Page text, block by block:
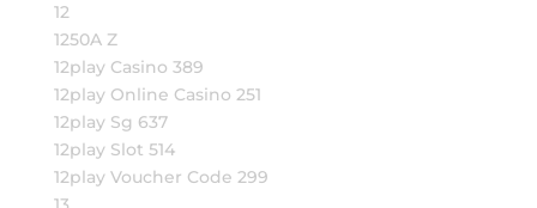
12
1250A Z
12play Casino 389
12play Online Casino 251
12play Sg 637
12play Slot 514
12play Voucher Code 299